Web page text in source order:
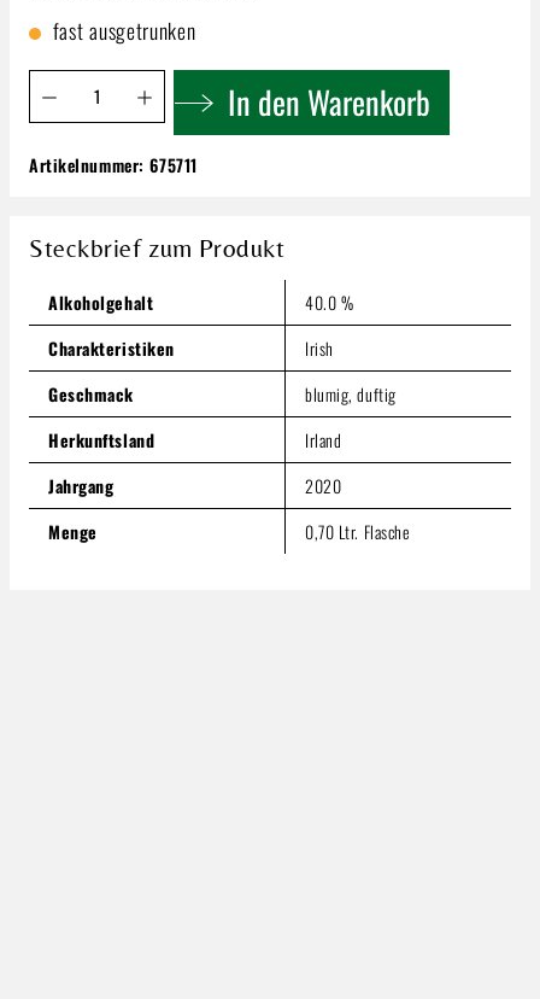
fast ausgetrunken
Produkt Anzahl: Gib den gewünschten Wert ein oder
In den Warenkorb
Midleton Very Rare Irish | Whiskey 0,7l
Inhalt:0.7 Liter (321,70 € / 1 Liter)
Produkt Anzahl: Gib den gewünschten Wert ein oder
In den Warenkorb
Artikelnummer:675711
Steckbrief zum Produkt
Alkoholgehalt
40.0 %
Charakteristiken
Irish
Geschmack
blumig, duftig
Herkunftsland
Irland
Jahrgang
2020
Menge
0,70 Ltr. Flasche